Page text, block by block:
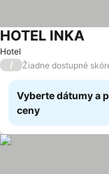
Hotel
HOTEL INKA
/ Žiadne dostupné
Vyberte dátumy a
ceny